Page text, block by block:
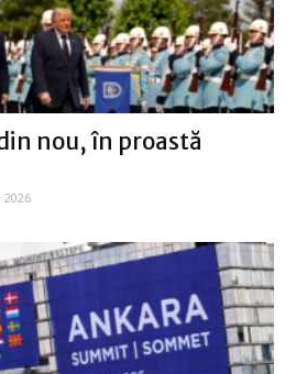
nou, în proastă
2026